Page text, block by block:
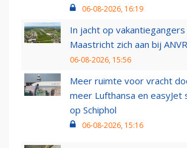
06-08-2026, 16:19
In jacht op
Maastricht zich aan bij ANVR
06-08-2026, 15:56
Meer ruimte voor vracht
meer Lufthansa en easyJet
op Schiphol
06-08-2026, 15:16